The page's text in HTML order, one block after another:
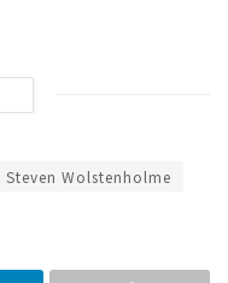
Steven Wolstenholme